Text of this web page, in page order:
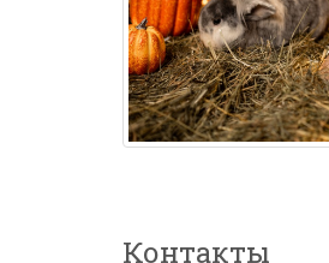
Контакты